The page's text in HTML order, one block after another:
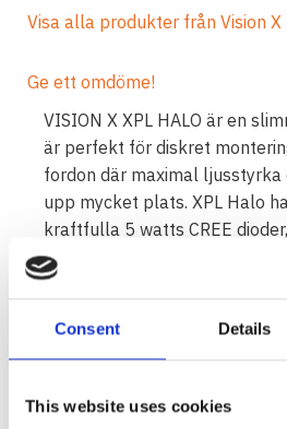
Consent Details
This website uses cookies
Visa alla produkter från Vision X
Ge ett omdöme!
VISION X XPL HALO är en
är perfekt för diskret
fordon där maximal
upp mycket plats. XPL Halo
kraftfulla 5 watts CREE
PX-rampen, och dessutom
lysande halo-effekt runt
I PAKETET INGÅR:
1 st LED-extraljusramp: